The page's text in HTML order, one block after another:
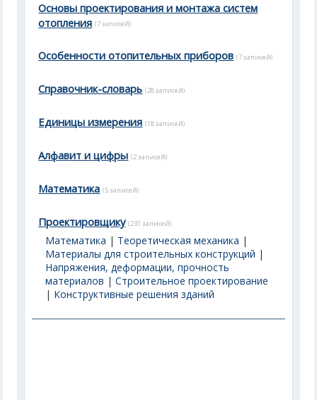
Основы проектирования и монтажа систем
отопления (7 записей)
Особенности отопительных приборов (7 записей)
Справочник-словарь (28 записей)
Единицы измерения (18 записей)
Алфавит и цифры (2 записей)
Математика (5 записей)
Проектировщику (231 записей)
Математика | Теоретическая механика |
Материалы для строительных конструкций |
Напряжения, деформации, прочность
материалов |Строительное проектирование
| Конструктивные решения зданий